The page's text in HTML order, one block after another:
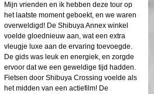
Mijn vrienden en ik hebben deze tour op
het laatste moment geboekt, en we waren
overweldigd! De Shibuya Annex winkel
voelde gloednieuw aan, wat een extra
vleugje luxe aan de ervaring toevoegde.
De gids was leuk en energiek, en zorgde
ervoor dat we een geweldige tijd hadden.
Fietsen door Shibuya Crossing voelde als
het midden van een actiefilm! De